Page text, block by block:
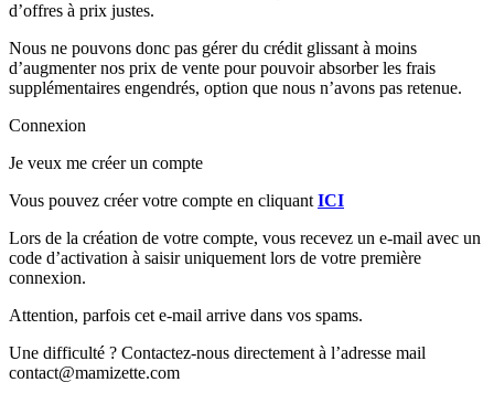
d’offres à prix justes.
Nous ne pouvons donc pas gérer du crédit glissant à moins
d’augmenter nos prix de vente pour pouvoir absorber les frais
supplémentaires engendrés, option que nous n’avons pas retenue.
Connexion
Je veux me créer un compte
Vous pouvez créer votre compte en cliquant ICI
Lors de la création de votre compte, vous recevez un e-mail avec un
code d’activation à saisir uniquement lors de votre première
connexion.
Attention, parfois cet e-mail arrive dans vos spams.
Une difficulté ? Contactez-nous directement à l’adresse mail
contact@mamizette.com